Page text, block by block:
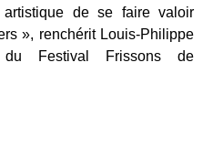
de se faire valoir
», renchérit Louis-Philippe
du Festival Frissons de